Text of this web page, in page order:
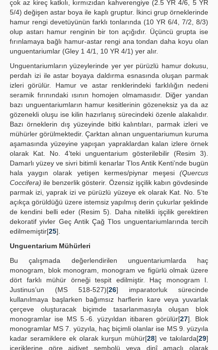
çok az kireç katkılı, kırmızıdan kahverengiye (2.5 YR 4/6, 5 YR
5/4) değişen astar boya ile kaplı gruptur. İkinci grup örneklerinde
hamur rengi devetüyünün farklı tonlarında (10 YR 6/4, 7/2, 8/3)
olup astarı hamur renginin bir ton açığıdır. Üçüncü grupta ise
fırınlamaya bağlı hamur-astar rengi ana tondan daha koyu olan
unguentariumlar (Gley 1 4/1, 10 YR 4/1) yer alır.
Unguentariumların yüzeylerinde yer yer pürüzlü hamur dokusu,
perdah izi ile astar boyaya daldırma esnasında oluşan parmak
izleri görülür. Hamur ve astar renklerindeki farklılığın nedeni
seramik fırınındaki ısının homojen olmamasıdır. Diğer yandan
bazı unguentariumların hamur kesitlerinin gözeneksiz ya da az
gözenekli oluşu ise kilin hazırlanış sürecindeki özenle alakalıdır.
Bazı örneklerin dış yüzeyinde bitki kalıntıları, parmak izleri ve
mühürler görülmektedir. Çarktan alınan unguentariumun kuruma
aşamasında yüzeyine yapışan yapraklardan kalan izlere örnek
olarak Kat. No. 4’teki unguentarium gösterilebilir (Resim 3).
Damarlı yüzey ve sivri bitimli kenarlar Tlos Antik Kenti’nde bugün
hala yaygın olarak yetişen kermes/piynar meşesi (Quercus
Coccifera) ile benzerlik gösterir. Özensiz işçilik kabın gövdesinde
parmak izi, yaprak izi ve pürüzlü yüzeye ek olarak Kat. No. 5’te
açıkça görüldüğü üzere istemsiz yapılmış derin çukurlar şeklinde
de kendini belli eder (Resim 5). Daha nitelikli işçilik gerektiren
dekoratif yivler Geç Antik Çağ Tlos unguentariumlarında tercih
edilmemiştir[25].
Unguentarium Mühürleri
Bu çalışmada değerlendirilen unguentariumlarda haç
monogram, blok monogram, monogram ve figürlü olmak üzere
dört farklı mühür örneği tespit edilmiştir. Haç monogram I.
Justinus’un (MS 518-527)[26] imparatorluk sürecinde
kullanılmaya başlarken bağımsız harflerin kare veya yuvarlak
çerçeve oluşturacak biçimde tasarlanmasıyla oluşan blok
monogramlar ise MS 5.-6. yüzyıldan itibaren görülür[27]. Blok
monogramlar MS 7. yüzyıla, haç biçimli olanlar ise MS 9. yüzyıla
kadar seramiklere ek olarak kurşun mühür[28] ve takılarda[29]
içeriklerine göre aidiyet sembolü veya dinî amaçlı olarak